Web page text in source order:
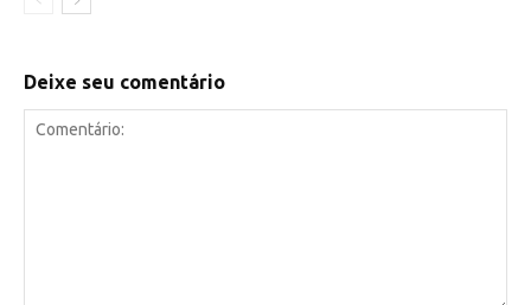
Deixe seu comentário